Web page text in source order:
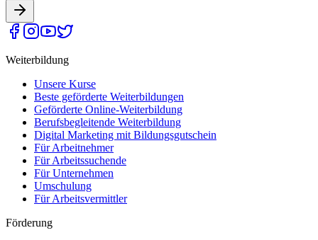
Weiterbildung
Unsere Kurse
Beste geförderte Weiterbildungen
Geförderte Online-Weiterbildung
Berufsbegleitende Weiterbildung
Digital Marketing mit Bildungsgutschein
Für Arbeitnehmer
Für Arbeitssuchende
Für Unternehmen
Umschulung
Für Arbeitsvermittler
Förderung